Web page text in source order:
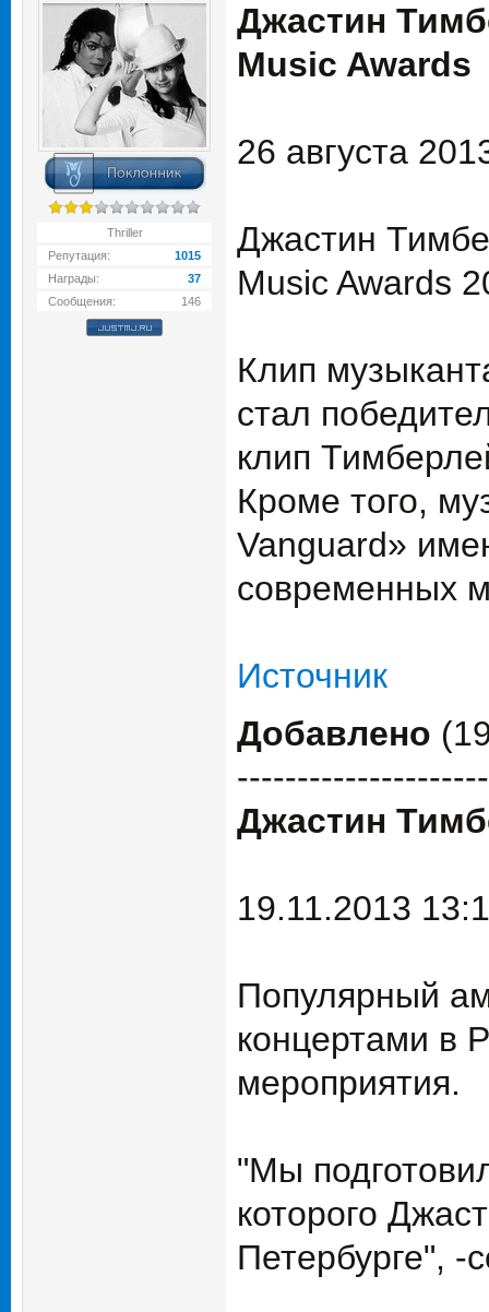
Thriller
Репутация:
1015
Награды:
37
Сообщения:
146
Джастин
Music Awards
26 августа
Джастин
Music Awards
Клип
стал
клип
Кроме того,
Vanguard»
современных
Источник
Добавлено
Джастин
19.11.2013
Популярный
концертами в
мероприятия.
"Мы
которого
Петербурге",